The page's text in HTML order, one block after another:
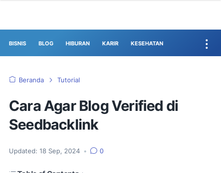
BISNIS BLOG HIBURAN KARIR KESEHATAN
Beranda Tutorial
Cara Agar Blog Verified di
Seedbacklink
Updated: 18 Sep, 2024 • 0